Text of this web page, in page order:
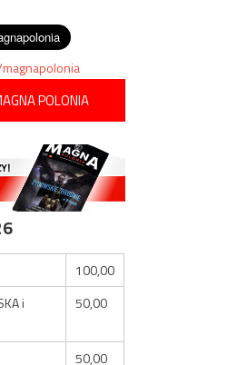
POLONIA
100,00
i
50,00
50,00